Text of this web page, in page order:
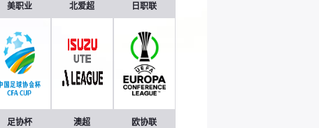
美职业 北爱超 日职联
足协杯 澳超 欧协联